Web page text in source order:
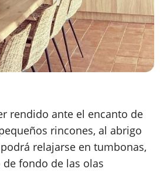
rendido ante el encanto de
rincones, al abrigo
relajarse en tumbonas,
fondo de las olas